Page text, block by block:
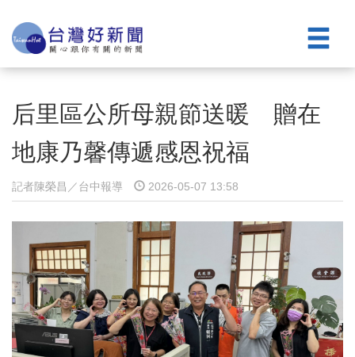
后里區公所母親節送暖 贈在
地康乃馨傳遞感恩祝福
記者陳榮昌／台中報導 2026-05-07 13:58